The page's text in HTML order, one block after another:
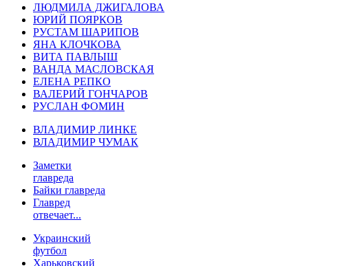
ЛЮДМИЛА ДЖИГАЛОВА
ЮРИЙ ПОЯРКОВ
РУСТАМ ШАРИПОВ
ЯНА КЛОЧКОВА
ВИТА ПАВЛЫШ
ВАНДА МАСЛОВСКАЯ
ЕЛЕНА РЕПКО
ВАЛЕРИЙ ГОНЧАРОВ
РУСЛАН ФОМИН
ВЛАДИМИР ЛИНКЕ
ВЛАДИМИР ЧУМАК
Заметки
главреда
Байки главреда
Главред
отвечает...
Украинский
футбол
Харьковский